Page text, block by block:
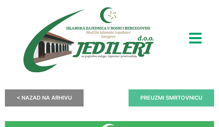
< NAZAD NA ARHIVU PREUZMI SMRTOVNICU